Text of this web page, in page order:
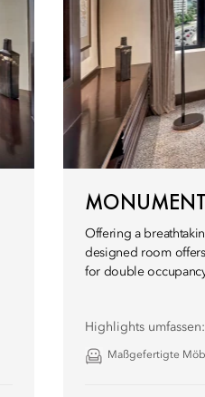
Offering a
designed room
for double
Highlights umfassen:
Maßgefertigte